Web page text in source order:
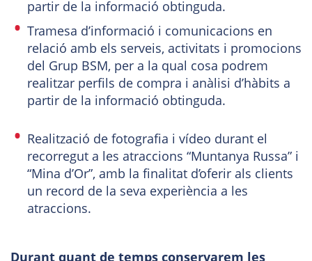
partir de la informació obtinguda.
Tramesa d’informació i comunicacions en
relació amb els serveis, activitats i promocions
del Grup BSM, per a la qual cosa podrem
realitzar perfils de compra i anàlisi d’hàbits a
partir de la informació obtinguda.
Realització de fotografia i vídeo durant el
recorregut a les atraccions “Muntanya Russa” i
“Mina d’Or”, amb la finalitat d’oferir als clients
un record de la seva experiència a les
atraccions.
Durant quant de temps conservarem les